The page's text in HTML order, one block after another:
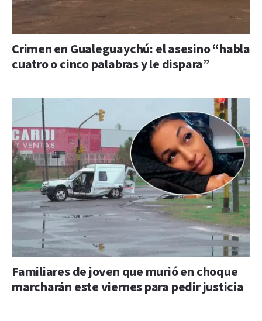
Crimen en Gualeguaychú: el asesino “habla
cuatro o cinco palabras y le dispara”
Familiares de joven que murió en choque
marcharán este viernes para pedir justicia